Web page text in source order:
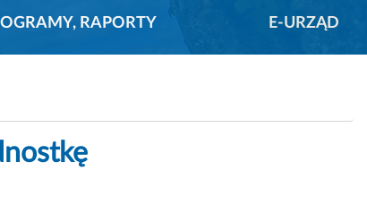
RAPORTY E-URZĄD